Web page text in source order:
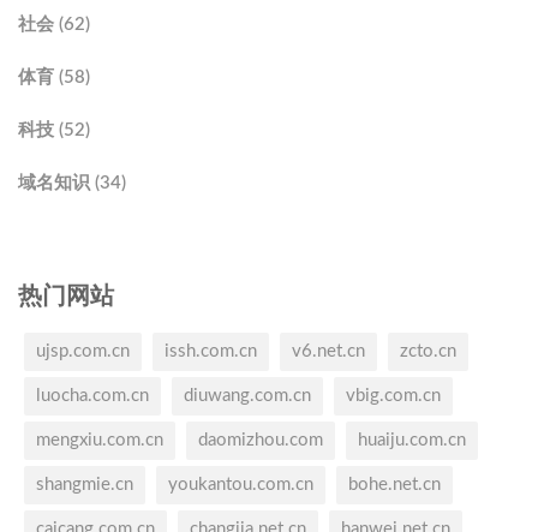
社会 (62)
体育 (58)
科技 (52)
域名知识 (34)
热门网站
ujsp.com.cn issh.com.cn v6.net.cn zcto.cn
luocha.com.cn diuwang.com.cn vbig.com.cn
mengxiu.com.cn daomizhou.com huaiju.com.cn
shangmie.cn youkantou.com.cn bohe.net.cn